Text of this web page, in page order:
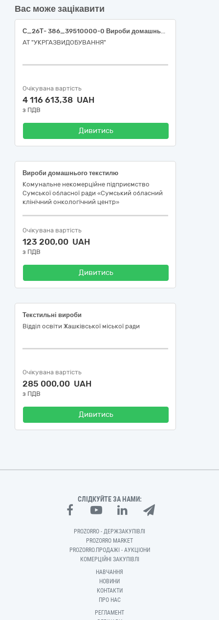
Вас може зацікавити
С_26Т- 386_39510000-0 Вироби домашнього текстилю (Білизна постільна, ковдри, покривала, подушки, рушники)
АТ "УКРГАЗВИДОБУВАННЯ"
Очікувана вартість
4 116 613,38 UAH
з ПДВ
Дивитись
Вироби домашнього текстилю
Комунальне некомерційне підприємство
Сумської обласної ради «Сумський обласний
клінічний онкологічний центр»
Очікувана вартість
123 200,00 UAH
з ПДВ
Дивитись
Текстильні вироби
Відділ освіти Жашківської міської ради
Очікувана вартість
285 000,00 UAH
з ПДВ
Дивитись
СЛІДКУЙТЕ ЗА НАМИ:
PROZORRO - ДЕРЖЗАКУПІВЛІ
PROZORRO MARKET
PROZORRO.ПРОДАЖІ - АУКЦІОНИ
КОМЕРЦІЙНІ ЗАКУПІВЛІ
НАВЧАННЯ
НОВИНИ
КОНТАКТИ
ПРО НАС
РЕГЛАМЕНТ